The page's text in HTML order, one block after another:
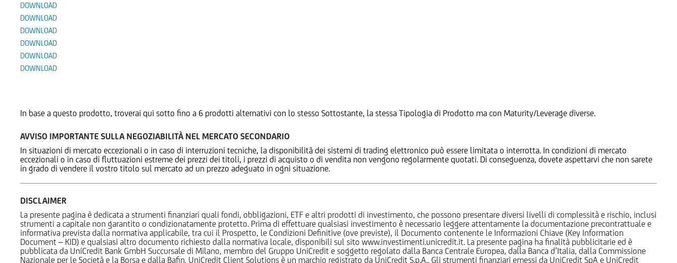
DOWNLOAD
DOWNLOAD
DOWNLOAD
DOWNLOAD
DOWNLOAD
DOWNLOAD
In base a questo prodotto, troverai qui sotto fino a 6 prodotti alternativi con lo stesso Sottostante, la stessa Tipologia di Prodotto ma con Maturity/Leverage diverse.
AVVISO IMPORTANTE SULLA NEGOZIABILITÀ NEL MERCATO SECONDARIO
In situazioni di mercato eccezionali o in caso di interruzioni tecniche, la disponibilità dei sistemi di trading elettronico può essere limitata o interrotta. In condizioni di mercato
eccezionali o in caso di fluttuazioni estreme dei prezzi dei titoli, i prezzi di acquisto o di vendita non vengono regolarmente quotati. Di conseguenza, dovete aspettarvi che non sarete
in grado di vendere il vostro titolo sul mercato ad un prezzo adeguato in ogni situazione.
DISCLAIMER
La presente pagina è dedicata a strumenti finanziari quali fondi, obbligazioni, ETF e altri prodotti di investimento, che possono presentare diversi livelli di complessità e rischio, inclusi
strumenti a capitale non garantito o condizionatamente protetto. Prima di effettuare qualsiasi investimento è necessario leggere attentamente la documentazione precontrattuale e
informativa prevista dalla normativa applicabile, tra cui il Prospetto, le Condizioni Definitive (ove previste), il Documento contenente le Informazioni Chiave (Key Information
Document – KID) e qualsiasi altro documento richiesto dalla normativa locale, disponibili sul sito www.investimenti.unicredit.it. La presente pagina ha finalità pubblicitarie ed è
pubblicata da UniCredit Bank GmbH Succursale di Milano, membro del Gruppo UniCredit e soggetto regolato dalla Banca Centrale Europea, dalla Banca d’Italia, dalla Commissione
Nazionale per le Società e la Borsa e dalla Bafin. UniCredit Client Solutions è un marchio registrato da UniCredit S.p.A.. Gli strumenti finanziari emessi da UniCredit SpA e UniCredit